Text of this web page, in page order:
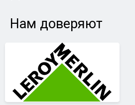
Нам доверяют